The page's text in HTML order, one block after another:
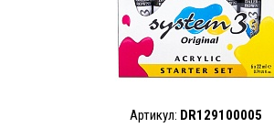
Артикул: DR129100005